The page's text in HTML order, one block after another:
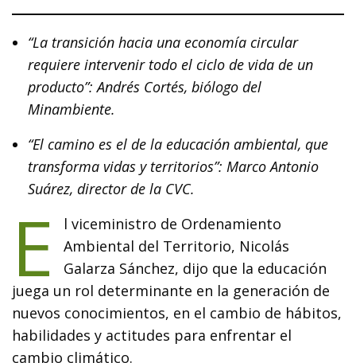
“La transición hacia una economía circular
requiere intervenir todo el ciclo de vida de un
producto”: Andrés Cortés, biólogo del
Minambiente.
“El camino es el de la educación ambiental, que
transforma vidas y territorios”: Marco Antonio
Suárez, director de la CVC.
E
l viceministro de Ordenamiento
Ambiental del Territorio, Nicolás
Galarza Sánchez, dijo que la educación
juega un rol determinante en la generación de
nuevos conocimientos, en el cambio de hábitos,
habilidades y actitudes para enfrentar el
cambio climático.